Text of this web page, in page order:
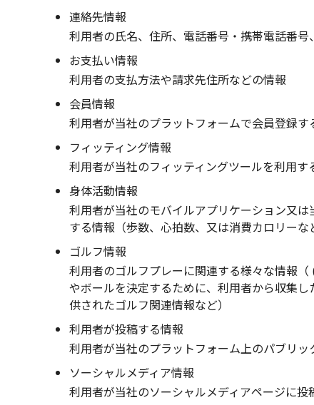
連絡先情報
利用者の氏名、住所、電話番号・携帯電話番
お支払い情報
利用者の支払方法や請求先住所などの情報
会員情報
利用者が当社のプラットフォームで会員登録
フィッティング情報
利用者が当社のフィッティングツールを利用
身体活動情報
利用者が当社のモバイルアプリケーション又
する情報（歩数、心拍数、又は消費カロリーな
ゴルフ情報
利用者のゴルフプレーに関連する様々な情報
やボールを決定するために、利用者から収集
供されたゴルフ関連情報など）
利用者が投稿する情報
利用者が当社のプラットフォーム上のパブリ
ソーシャルメディア情報
利用者が当社のソーシャルメディアページに